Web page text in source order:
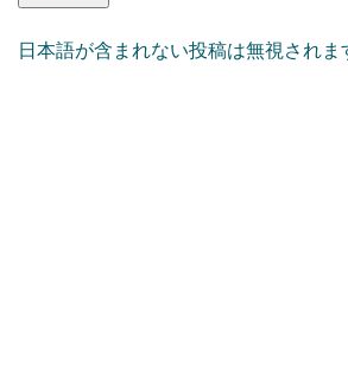
日本語が含まれない投稿は無視され